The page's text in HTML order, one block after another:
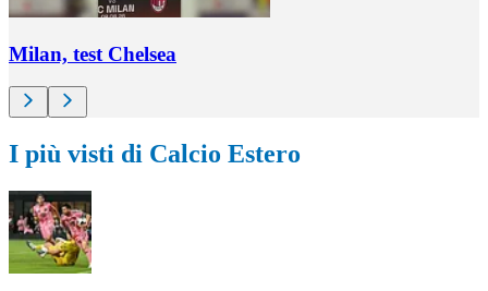
Milan, test Chelsea
I più visti di Calcio Estero